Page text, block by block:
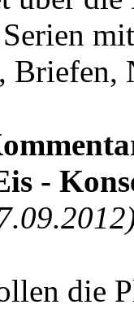
Briefen,
-
die